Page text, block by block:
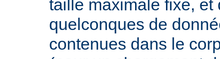
taille maximale fixe, et
quelconques de
contenues dans le